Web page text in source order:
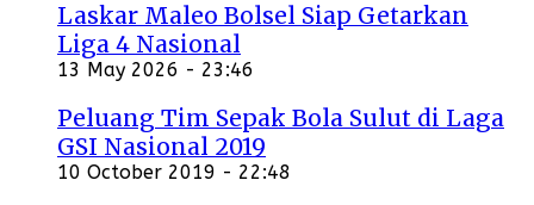
Laskar Maleo Bolsel Siap Getarkan
Liga 4 Nasional
13 May 2026 - 23:46
Peluang Tim Sepak Bola Sulut di Laga
GSI Nasional 2019
10 October 2019 - 22:48